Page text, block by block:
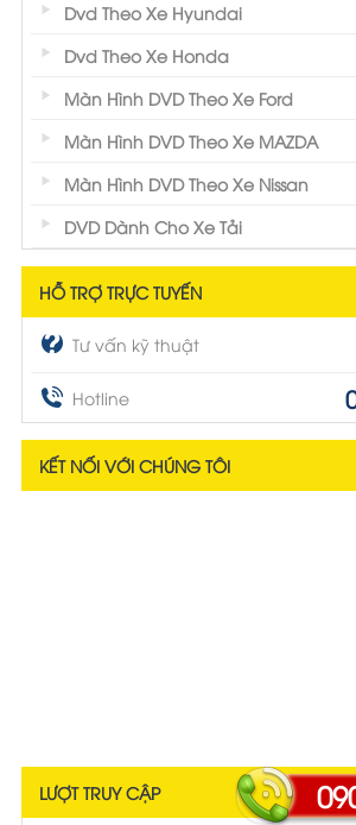
Dvd Theo Xe Hyundai
Dvd Theo Xe Honda
Màn Hình DVD Theo Xe Ford
Màn Hình DVD Theo Xe MAZDA
Màn Hình DVD Theo Xe Nissan
DVD Dành Cho Xe Tải
HỖ TRỢ TRỰC TUYẾN
Tư vấn kỹ thuật
Hotline
KẾT NỐI VỚI CHÚNG TÔI
LƯỢT TRUY CẬP